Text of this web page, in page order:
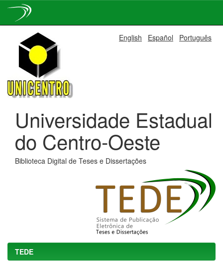
navigation
English Español Português
Universidade Estadual
do Centro-Oeste
Biblioteca Digital de Teses e Dissertações
TEDE